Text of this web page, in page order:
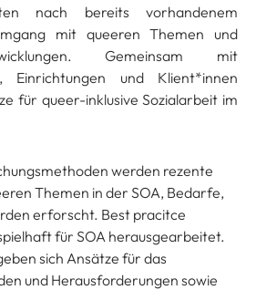
nach bereits vorhandenem
mit queeren Themen und
Gemeinsam mit
Einrichtungen und Klient*innen
für queer-inklusive Sozialarbeit im
werden rezente
Themen in der SOA, Bedarfe,
erforscht. Best pracitce
für SOA herausgearbeitet.
sich Ansätze für das
und Herausforderungen sowie